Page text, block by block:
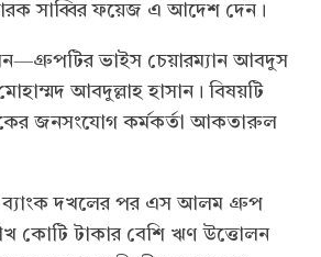
সাব্বির ফয়েজ এ আদেশ দেন।
ভাইস চেয়ারম্যান আবদুস
আবদুল্লাহ হাসান। বিষয়টি
জনসংযোগ কর্মকর্তা আকতারুল
ব্যাংক দখলের পর এস আলম গ্রুপ
কোটি টাকার বেশি ঋণ উত্তোলন